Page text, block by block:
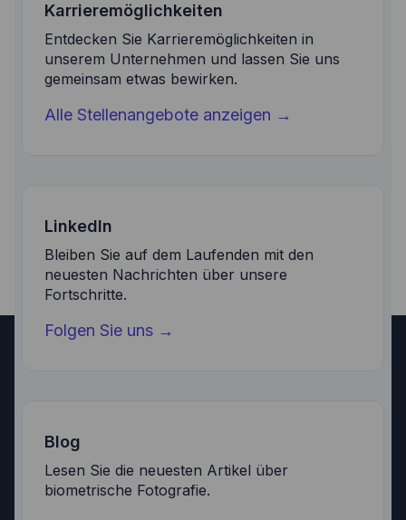
Karrieremöglichkeiten
Entdecken Sie Karrieremöglichkeiten in
unserem Unternehmen und lassen Sie uns
gemeinsam etwas bewirken.
Alle Stellenangebote anzeigen →
LinkedIn
Bleiben Sie auf dem Laufenden mit den
neuesten Nachrichten über unsere
Fortschritte.
Folgen Sie uns →
Blog
Lesen Sie die neuesten Artikel über
biometrische Fotografie.